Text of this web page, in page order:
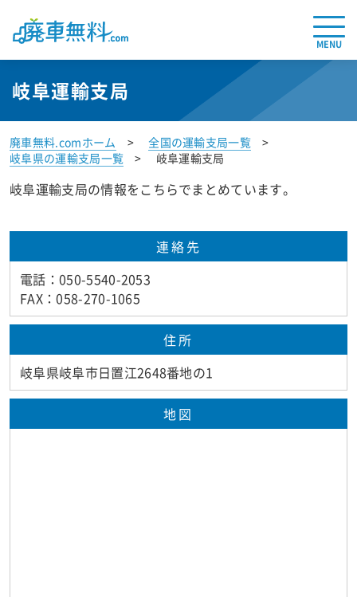
MENU
岐阜運輸支局
廃車無料.comホーム
全国の運輸支局一覧
岐阜県の運輸支局一覧
岐阜運輸支局
岐阜運輸支局の情報をこちらでまとめています。
連絡先
電話：050-5540-2053
FAX：058-270-1065
住所
岐阜県岐阜市日置江2648番地の1
地図